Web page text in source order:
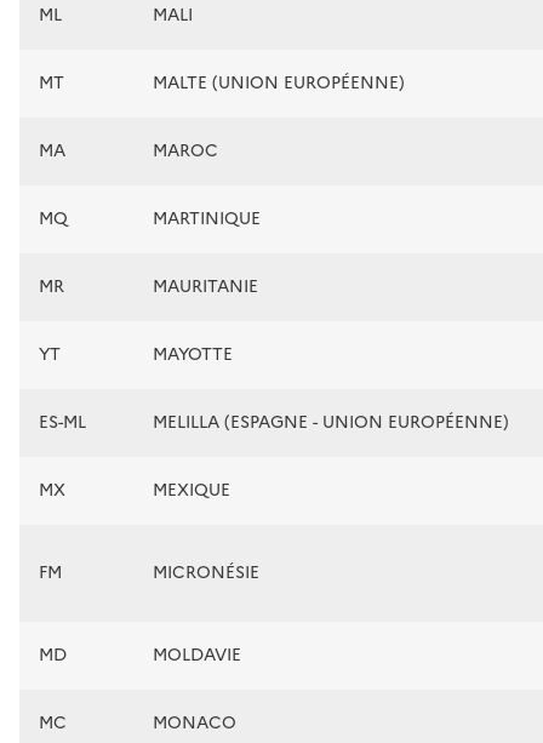
ML MALI
MT MALTE (UNION EUROPÉENNE)
MA MAROC
MQ MARTINIQUE
MR MAURITANIE
YT MAYOTTE
ES-ML MELILLA (ESPAGNE - UNION EUROPÉENNE)
MX MEXIQUE
FM MICRONÉSIE
MD MOLDAVIE
MC MONACO